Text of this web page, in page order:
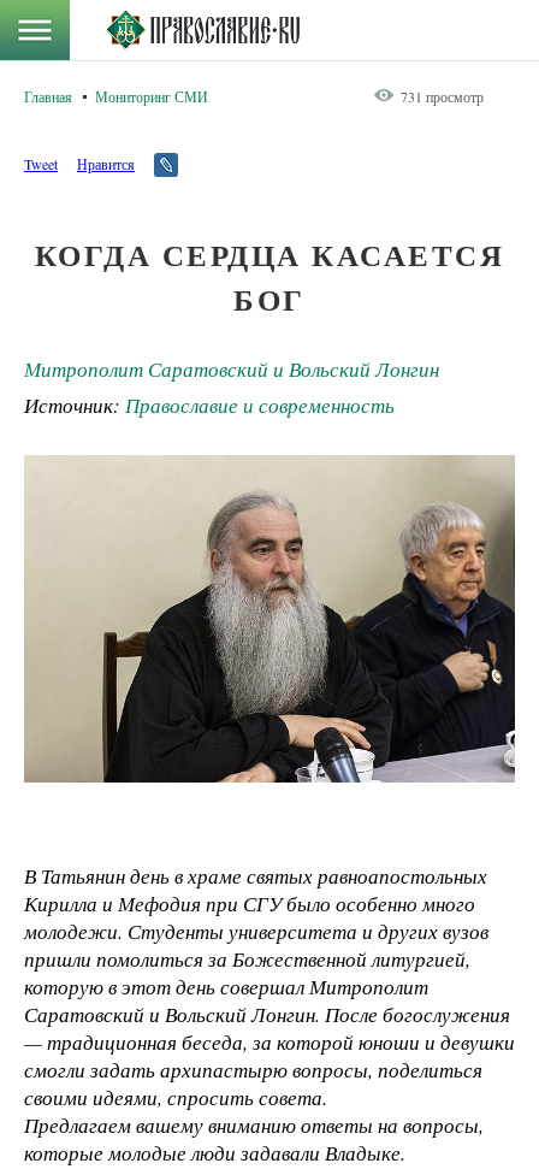
Главная Мониторинг СМИ 731 просмотр
Tweet Нравится
КОГДА СЕРДЦА КАСАЕТСЯ
БОГ
Митрополит Саратовский и Вольский Лонгин
Источник: Православие и современность
В Татьянин день в храме святых равноапостольных
Кирилла и Мефодия при СГУ было особенно много
молодежи. Студенты университета и других вузов
пришли помолиться за Божественной литургией,
которую в этот день совершал Митрополит
Саратовский и Вольский Лонгин. После богослужения
— традиционная беседа, за которой юноши и девушки
смогли задать архипастырю вопросы, поделиться
своими идеями, спросить совета.
Предлагаем вашему вниманию ответы на вопросы,
которые молодые люди задавали Владыке.